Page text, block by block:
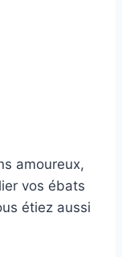
amoureux,
vos ébats
étiez aussi